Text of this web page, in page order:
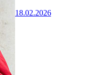
18.02.2026